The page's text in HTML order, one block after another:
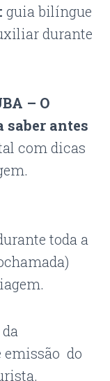
guia bilíngue
durante
– O
saber antes
com dicas
toda a
emissão do